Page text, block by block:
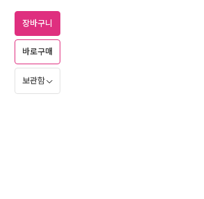
장바구니
바로구매
보관함